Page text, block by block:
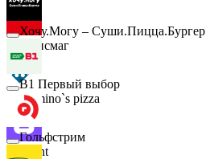
Офисмаг
Domino`s pizza
Urent
Хочу.Могу – Суши.Пицца.Бургер
B1 Первый выбор
Гольфстрим